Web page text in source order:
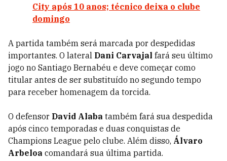
City após 10 anos; técnico deixa o clube
domingo
A partida também será marcada por despedidas
importantes. O lateral Dani Carvajal fará seu último
jogo no Santiago Bernabéu e deve começar como
titular antes de ser substituído no segundo tempo
para receber homenagem da torcida.
O defensor David Alaba também fará sua despedida
após cinco temporadas e duas conquistas de
Champions League pelo clube. Além disso, Álvaro
Arbeloa comandará sua última partida.